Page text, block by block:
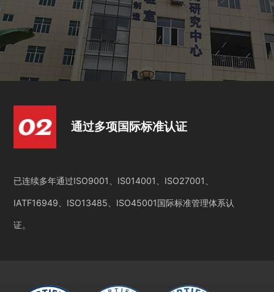
通过多项国际标准认证
已连续多年通过ISO9001、IS014001、ISO27001、
IATF16949、ISO13485、ISO45001国际标准管理体系认
证。